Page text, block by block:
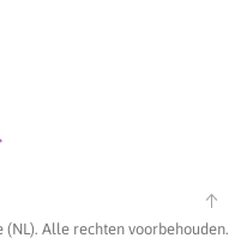
(NL). Alle rechten voorbehouden.